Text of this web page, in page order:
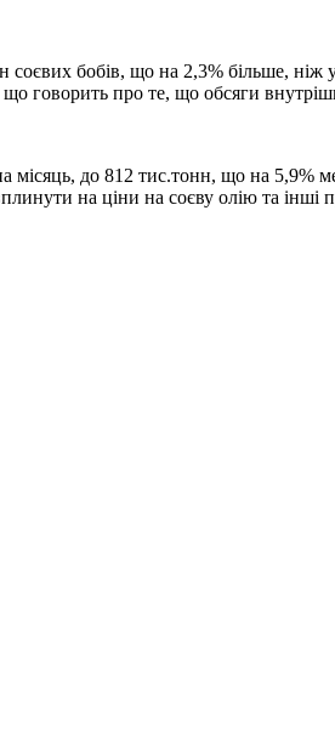
бобів, що на 2,3% більше,
говорить про те, що обсяги
місяць, до 812 тис.тонн, що на
на ціни на соєву олію та інші